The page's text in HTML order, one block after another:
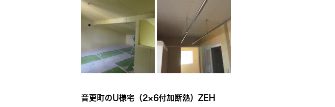
音更町のU様宅（2×6付加断熱）ZEH